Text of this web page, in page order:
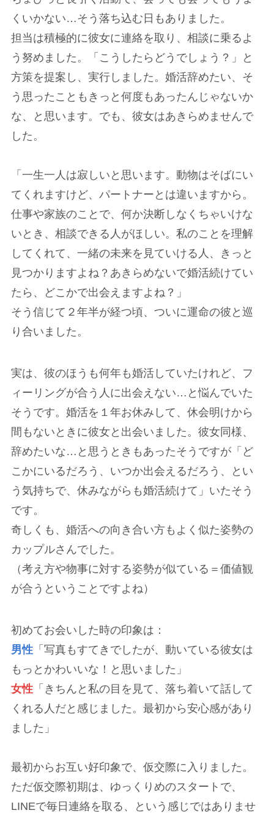
くいかない…そう落ち込む日もありました。
担当は積極的に彼女に連絡を取り、相談に乗るよ
う努めました。「こうしたらどうでしょう？」と
方策を提案し、実行しました。婚活辞めたい、そ
う思ったこともきっと何度もあったんじゃないか
な、と思います。でも、彼女はあきらめませんで
した。
「一生一人は寂しいと思います。動物はそばにい
てくれますけど、パートナーとは違いますから。
仕事や家族のことで、何か決断しなくちゃいけな
いとき、相談できる人がほしい。私のことを理解
してくれて、一緒の未来を見ていける人、きっと
見つかりますよね？あきらめないで婚活続けてい
たら、どこかで出会えますよね？」
そう信じて２年半が経つ頃、ついに運命の彼と巡
り合いました。
実は、彼のほうも何年も婚活していたけれど、フ
ィーリングが合う人に出会えない…と悩んでいた
そうです。婚活を１年お休みして、休会明けから
間もないときに彼女と出会いました。彼女同様、
辞めたいな…と思うときもあったそうですが「ど
こかにいるだろう、いつか出会えるだろう、とい
う気持ちで、休みながらも婚活続けて」いたそう
です。
奇しくも、婚活への向き合い方もよく似た姿勢の
カップルさんでした。
（考え方や物事に対する姿勢が似ている＝価値観
が合うということですよね）
初めてお会いした時の印象は：
男性「写真もすてきでしたが、動いている彼女は
もっとかわいいな！と思いました」
女性「きちんと私の目を見て、落ち着いて話して
くれる人だと感じました。最初から安心感があり
ました」
最初からお互い好印象で、仮交際に入りました。
ただ仮交際初期は、ゆっくりめのスタートで、
LINEで毎日連絡を取る、という感じではありませ